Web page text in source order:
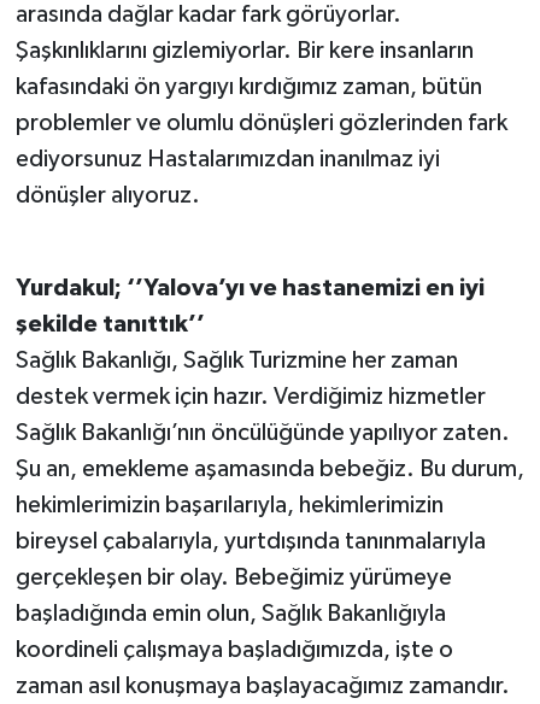
arasında dağlar kadar fark görüyorlar.
Şaşkınlıklarını gizlemiyorlar. Bir kere insanların
kafasındaki ön yargıyı kırdığımız zaman, bütün
problemler ve olumlu dönüşleri gözlerinden fark
ediyorsunuz Hastalarımızdan inanılmaz iyi
dönüşler alıyoruz.
Yurdakul; ‘’Yalova’yı ve hastanemizi en iyi
şekilde tanıttık’’
Sağlık Bakanlığı, Sağlık Turizmine her zaman
destek vermek için hazır. Verdiğimiz hizmetler
Sağlık Bakanlığı’nın öncülüğünde yapılıyor zaten.
Şu an, emekleme aşamasında bebeğiz. Bu durum,
hekimlerimizin başarılarıyla, hekimlerimizin
bireysel çabalarıyla, yurtdışında tanınmalarıyla
gerçekleşen bir olay. Bebeğimiz yürümeye
başladığında emin olun, Sağlık Bakanlığıyla
koordineli çalışmaya başladığımızda, işte o
zaman asıl konuşmaya başlayacağımız zamandır.